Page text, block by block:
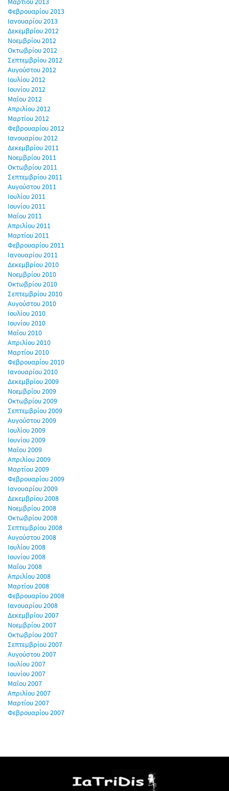
Φεβρουαρίου 2013
Ιανουαρίου 2013
Δεκεμβρίου 2012
Νοεμβρίου 2012
Οκτωβρίου 2012
Σεπτεμβρίου 2012
Αυγούστου 2012
Ιουλίου 2012
Ιουνίου 2012
Μαΐου 2012
Απριλίου 2012
Μαρτίου 2012
Φεβρουαρίου 2012
Ιανουαρίου 2012
Δεκεμβρίου 2011
Νοεμβρίου 2011
Οκτωβρίου 2011
Σεπτεμβρίου 2011
Αυγούστου 2011
Ιουλίου 2011
Ιουνίου 2011
Μαΐου 2011
Απριλίου 2011
Μαρτίου 2011
Φεβρουαρίου 2011
Ιανουαρίου 2011
Δεκεμβρίου 2010
Νοεμβρίου 2010
Οκτωβρίου 2010
Σεπτεμβρίου 2010
Αυγούστου 2010
Ιουλίου 2010
Ιουνίου 2010
Μαΐου 2010
Απριλίου 2010
Μαρτίου 2010
Φεβρουαρίου 2010
Ιανουαρίου 2010
Δεκεμβρίου 2009
Νοεμβρίου 2009
Οκτωβρίου 2009
Σεπτεμβρίου 2009
Αυγούστου 2009
Ιουλίου 2009
Ιουνίου 2009
Μαΐου 2009
Απριλίου 2009
Μαρτίου 2009
Φεβρουαρίου 2009
Ιανουαρίου 2009
Δεκεμβρίου 2008
Νοεμβρίου 2008
Οκτωβρίου 2008
Σεπτεμβρίου 2008
Αυγούστου 2008
Ιουλίου 2008
Ιουνίου 2008
Μαΐου 2008
Απριλίου 2008
Μαρτίου 2008
Φεβρουαρίου 2008
Ιανουαρίου 2008
Δεκεμβρίου 2007
Νοεμβρίου 2007
Οκτωβρίου 2007
Σεπτεμβρίου 2007
Αυγούστου 2007
Ιουλίου 2007
Ιουνίου 2007
Μαΐου 2007
Απριλίου 2007
Μαρτίου 2007
Φεβρουαρίου 2007